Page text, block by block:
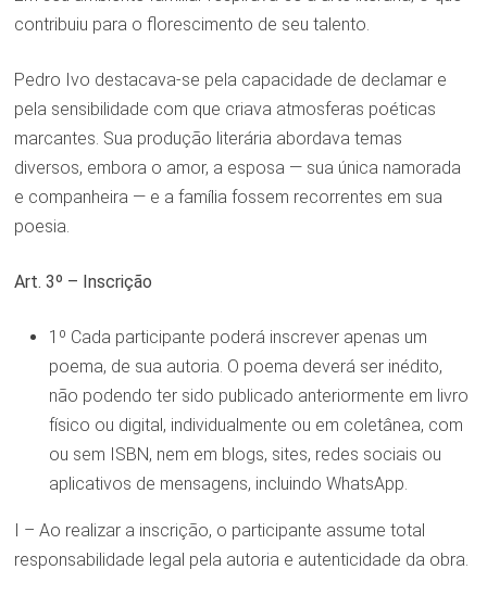
contribuiu para o florescimento de seu talento.
Pedro Ivo destacava-se pela capacidade de declamar e
pela sensibilidade com que criava atmosferas poéticas
marcantes. Sua produção literária abordava temas
diversos, embora o amor, a esposa — sua única namorada
e companheira — e a família fossem recorrentes em sua
poesia.
Art. 3º – Inscrição
1º Cada participante poderá inscrever apenas um
poema, de sua autoria. O poema deverá ser inédito,
não podendo ter sido publicado anteriormente em livro
físico ou digital, individualmente ou em coletânea, com
ou sem ISBN, nem em blogs, sites, redes sociais ou
aplicativos de mensagens, incluindo WhatsApp.
I – Ao realizar a inscrição, o participante assume total
responsabilidade legal pela autoria e autenticidade da obra.